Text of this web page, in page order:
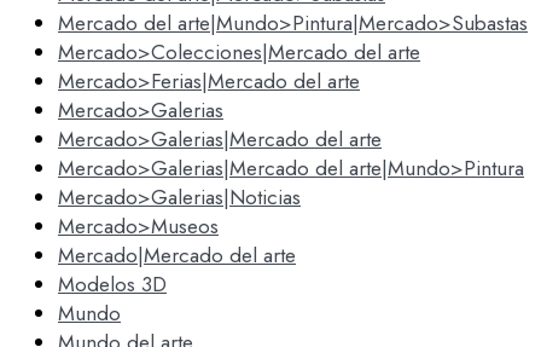
Mercado del arte|Mundo>Pintura|Mercado>Subastas
Mercado>Colecciones|Mercado del arte
Mercado>Ferias|Mercado del arte
Mercado>Galerias
Mercado>Galerias|Mercado del arte
Mercado>Galerias|Mercado del arte|Mundo>Pintura
Mercado>Galerias|Noticias
Mercado>Museos
Mercado|Mercado del arte
Modelos 3D
Mundo